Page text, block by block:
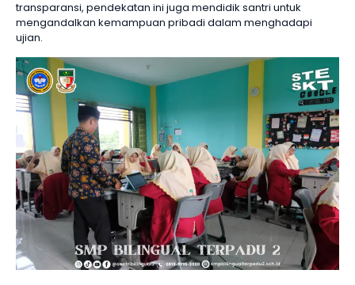
transparansi, pendekatan ini juga mendidik santri untuk
mengandalkan kemampuan pribadi dalam menghadapi
ujian.